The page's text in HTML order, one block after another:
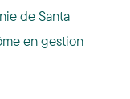
de Santa
en gestion